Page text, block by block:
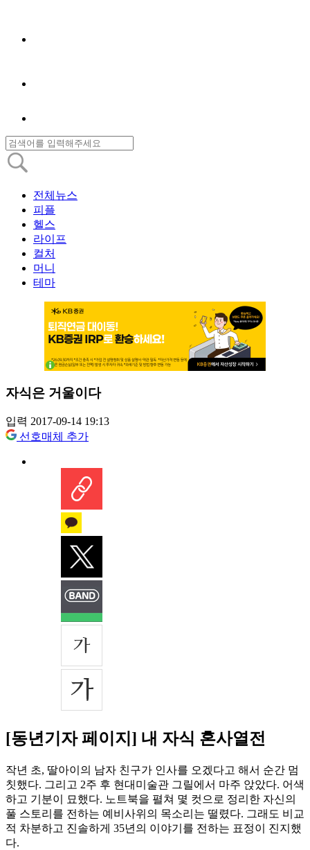
전체뉴스
피플
헬스
라이프
컬처
머니
테마
자식은 거울이다
입력 2017-09-14 19:13
선호매체 추가
[동년기자 페이지] 내 자식 혼사열전
작년 초, 딸아이의 남자 친구가 인사를 오겠다고 해서 순간 멈
칫했다. 그리고 2주 후 현대미술관 그릴에서 마주 앉았다. 어색
하고 기분이 묘했다. 노트북을 펼쳐 몇 컷으로 정리한 자신의
풀 스토리를 전하는 예비사위의 목소리는 떨렸다. 그래도 비교
적 차분하고 진솔하게 35년의 이야기를 전하는 표정이 진지했
다.